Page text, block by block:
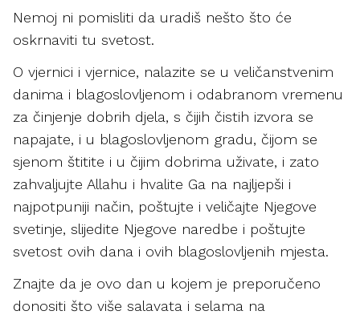
Nemoj ni pomisliti da uradiš nešto što će
oskrnaviti tu svetost.
O vjernici i vjernice, nalazite se u veličanstvenim
danima i blagoslovljenom i odabranom vremenu
za činjenje dobrih djela, s čijih čistih izvora se
napajate, i u blagoslovljenom gradu, čijom se
sjenom štitite i u čijim dobrima uživate, i zato
zahvaljujte Allahu i hvalite Ga na najljepši i
najpotpuniji način, poštujte i veličajte Njegove
svetinje, slijedite Njegove naredbe i poštujte
svetost ovih dana i ovih blagoslovljenih mjesta.
Znajte da je ovo dan u kojem je preporučeno
donositi što više salavata i selama na